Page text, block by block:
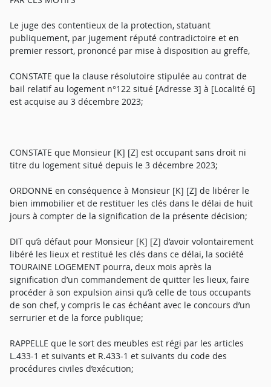
Le juge des contentieux de la protection, statuant
publiquement, par jugement réputé contradictoire et en
premier ressort, prononcé par mise à disposition au greffe,
CONSTATE que la clause résolutoire stipulée au contrat de
bail relatif au logement n°122 situé [Adresse 3] à [Localité 6]
est acquise au 3 décembre 2023;
CONSTATE que Monsieur [K] [Z] est occupant sans droit ni
titre du logement situé depuis le 3 décembre 2023;
ORDONNE en conséquence à Monsieur [K] [Z] de libérer le
bien immobilier et de restituer les clés dans le délai de huit
jours à compter de la signification de la présente décision;
DIT qu’à défaut pour Monsieur [K] [Z] d’avoir volontairement
libéré les lieux et restitué les clés dans ce délai, la société
TOURAINE LOGEMENT pourra, deux mois après la
signification d’un commandement de quitter les lieux, faire
procéder à son expulsion ainsi qu’à celle de tous occupants
de son chef, y compris le cas échéant avec le concours d’un
serrurier et de la force publique;
RAPPELLE que le sort des meubles est régi par les articles
L.433-1 et suivants et R.433-1 et suivants du code des
procédures civiles d’exécution;